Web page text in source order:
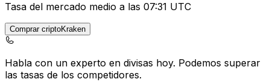
Tasa del mercado medio a las 07:31 UTC
Comprar criptoKraken
Habla con un experto en divisas hoy. Podemos superar
las tasas de los competidores.